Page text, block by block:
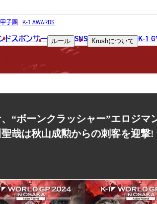
子園 K-1 AWARDS
ドスポンサー ルール SNS Krushについて K-1
NEWS
“ボーンクラッシャー”エロジマ
哉は秋山成勲からの刺客を迎撃!